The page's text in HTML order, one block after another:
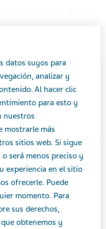
medicinales
así los productos
encuentra regulada
(MSP), con el fin
de dichos
necesaria según
x 10 cáp.
datos suyos para
analizar y
Al hacer clic
para esto y
nuestros
mostrarle más
sitios web. Si sigue
será menos preciso y
experiencia en el sitio
ofrecerle. Puede
momento. Para
sus derechos,
obtenemos y